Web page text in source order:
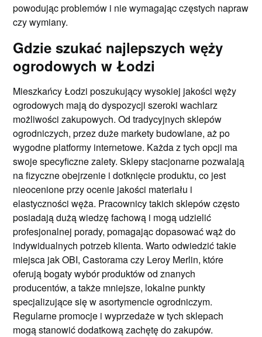
powodując problemów i nie wymagając częstych napraw
czy wymiany.
Gdzie szukać najlepszych węży
ogrodowych w Łodzi
Mieszkańcy Łodzi poszukujący wysokiej jakości węży
ogrodowych mają do dyspozycji szeroki wachlarz
możliwości zakupowych. Od tradycyjnych sklepów
ogrodniczych, przez duże markety budowlane, aż po
wygodne platformy internetowe. Każda z tych opcji ma
swoje specyficzne zalety. Sklepy stacjonarne pozwalają
na fizyczne obejrzenie i dotknięcie produktu, co jest
nieocenione przy ocenie jakości materiału i
elastyczności węża. Pracownicy takich sklepów często
posiadają dużą wiedzę fachową i mogą udzielić
profesjonalnej porady, pomagając dopasować wąż do
indywidualnych potrzeb klienta. Warto odwiedzić takie
miejsca jak OBI, Castorama czy Leroy Merlin, które
oferują bogaty wybór produktów od znanych
producentów, a także mniejsze, lokalne punkty
specjalizujące się w asortymencie ogrodniczym.
Regularne promocje i wyprzedaże w tych sklepach
mogą stanowić dodatkową zachętę do zakupów.